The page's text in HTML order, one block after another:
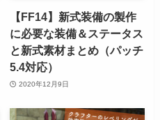
【FF14】新式装備の製作
に必要な装備＆ステータス
と新式素材まとめ（パッチ
5.4対応）
2020年12月9日